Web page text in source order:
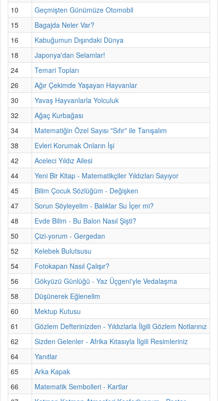
10
Geçmişten Günümüze Otomobil
15
Bagajda Neler Var?
16
Kabuğumun Dışındaki Dünya
18
Japonya'dan Selamlar!
24
Temari Topları
26
Ağır Çekimde Yaşayan Hayvanlar
30
Yavaş Hayvanlarla Yolculuk
32
Ağaç Kurbağası
34
Matematiğin Özel Sayısı "Sıfır" ile Tanışalım
38
Evleri Korumak Onların İşi
42
Aceleci Yıldız Ailesi
44
Yeni Bir Kitap - Matematikçiler Yıldızları Sayıyor
45
Bilim Çocuk Sözlüğüm - Değişken
47
Sorun Söyleyelim - Balıklar Su İçer mi?
48
Evde Bilim - Bu Balon Nasıl Şişti?
50
Çizi-yorum - Gergedan
52
Kelebek Bulutsusu
54
Fotokapan Nasıl Çalışır?
56
Gökyüzü Günlüğü - Yaz Üçgeni'yle Vedalaşma
58
Düşünerek Eğlenelim
60
Mektup Kutusu
61
Gözlem Defterinizden - Yıldızlarla İlgili Gözlem Notlarınız
62
Sizden Gelenler - Afrika Kıtasıyla İlgili Resimleriniz
64
Yanıtlar
65
Arka Kapak
66
Matematik Sembolleri - Kartlar